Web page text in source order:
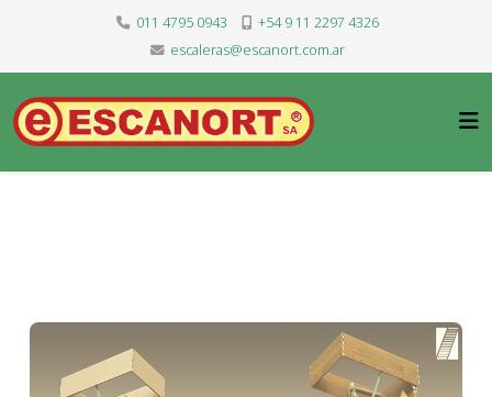
011 4795 0943
+54 9 11 2297 4326
escaleras@escanort.com.ar